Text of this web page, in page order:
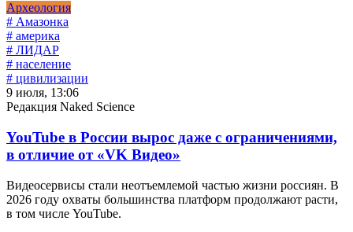
Археология
# Амазонка
# америка
# ЛИДАР
# население
# цивилизации
9 июля, 13:06
Редакция Naked Science
YouTube в России вырос даже с ограничениями,
в отличие от «VK Видео»
Видеосервисы стали неотъемлемой частью жизни россиян. В
2026 году охваты большинства платформ продолжают расти,
в том числе YouTube.